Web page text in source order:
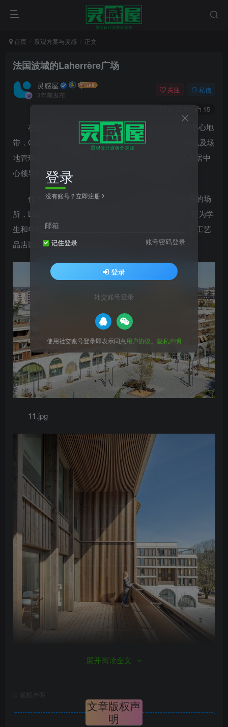
首页 景观方案与灵感 正文
法国波城的Laherrère广场
灵感屋
3年前发布
关注 私信
15
在法国波城的Laherrère广场，即Zaragoza区域的中心地
带，CoBe事务所的建筑师、规划师、园艺师、设计师以及场
地管理人员与WEEK机构建立了合作，为波城贝阿恩人居中
心领导的宏大计划完成了两座11210平方米的建筑。
作为一个融合了居住、工作、职业培训和经济发展的场
所，Laherrère中心为Zaragoza区的未来做出了贡献，它为学
生和年轻从业者提供了大量住房、办公和培训场地、手工艺
品店以及本地的商店和各类服务。
11.jpg
展开阅读全文
版权声明
文章版权声
明
登录
没有账号？立即注册
邮箱
记住登录 账号密码登录
登录
社交账号登录
使用社交账号登录即表示同意用户协议 隐私声明